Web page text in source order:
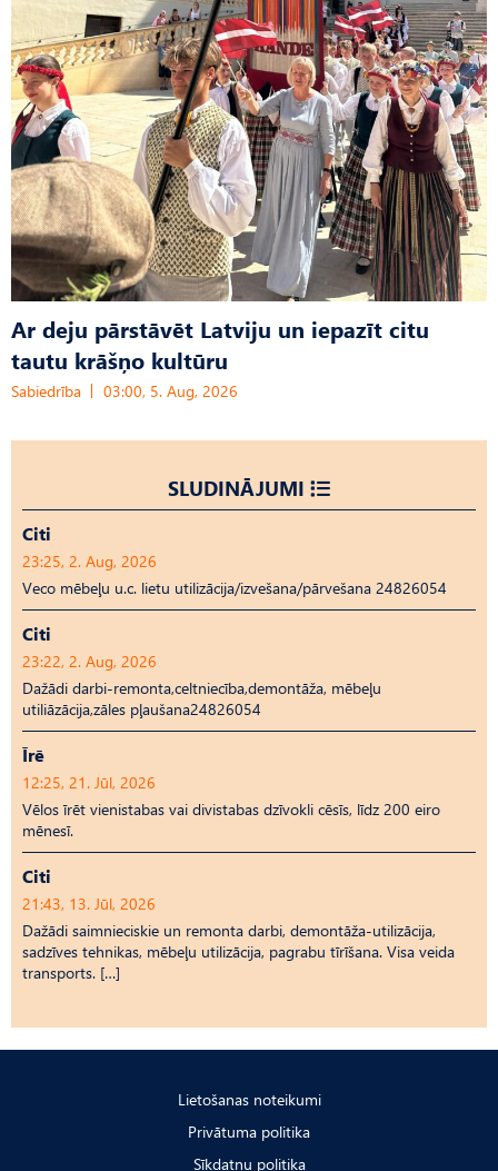
Ar deju pārstāvēt Latviju un iepazīt citu
tautu krāšņo kultūru
Sabiedrība 03:00, 5. Aug, 2026
SLUDINĀJUMI
Citi
23:25, 2. Aug, 2026
Veco mēbeļu u.c. lietu utilizācija/izvešana/pārvešana 24826054
Citi
23:22, 2. Aug, 2026
Dažādi darbi-remonta,celtniecība,demontāža, mēbeļu
utiliāzācija,zāles pļaušana24826054
Īrē
12:25, 21. Jūl, 2026
Vēlos īrēt vienistabas vai divistabas dzīvokli cēsīs, līdz 200 eiro
mēnesī.
Citi
21:43, 13. Jūl, 2026
Dažādi saimnieciskie un remonta darbi, demontāža-utilizācija,
sadzīves tehnikas, mēbeļu utilizācija, pagrabu tīrīšana. Visa veida
transports. […]
Lietošanas noteikumi
Privātuma politika
Sīkdatņu politika